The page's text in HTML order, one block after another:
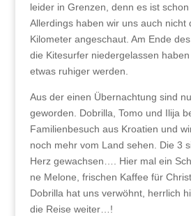
leider in Grenzen, denn es ist schon
Allerdings haben wir uns auch nicht
Kilometer angeschaut. Am Ende
die Kitesurfer niedergelassen
etwas ruhiger werden.
Aus der einen Übernachtung sind
geworden. Dobrilla, Tomo und Ilija
Familienbesuch aus Kroatien und
noch mehr vom Land sehen. Die 3
Herz gewachsen…. Hier mal ein
ne Melone, frischen Kaffee für
Dobrilla hat uns verwöhnt, herrlich
die Reise weiter…!